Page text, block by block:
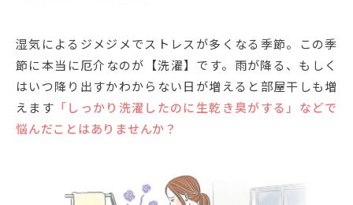
湿気によるジメジメでストレスが多くなる季節。この季
節に本当に厄介なのが【洗濯】です。雨が降る、もしく
はいつ降り出すかわからない日が増えると部屋干しも増
えます 「しっかり洗濯したのに生乾き臭がする」などで
悩んだことはありませんか？